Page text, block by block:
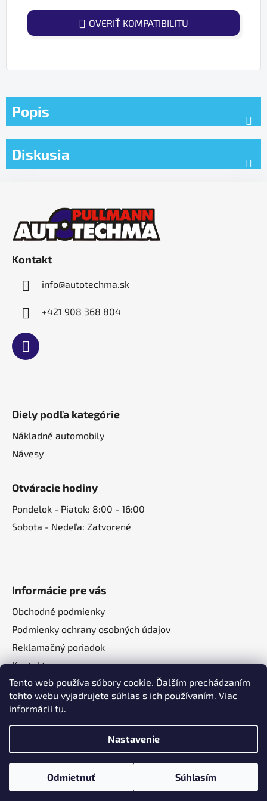
Tento web používa súbory cookie. Ďalším prechádzaním
tohto webu vyjadrujete súhlas s ich používaním. Viac
informáciítu.
Nastavenie
Odmietnuť Súhlasím
OVERIŤ KOMPATIBILITU
Popis
Diskusia
Kontakt
info@autotechma.sk
+421 908 368 804
Diely podľa kategórie
Nákladné automobily
Návesy
Otváracie hodiny
Pondelok - Piatok: 8:00 - 16:00
Sobota - Nedeľa: Zatvorené
Informácie pre vás
Obchodné podmienky
Podmienky ochrany osobných údajov
Reklamačný poriadok
Kontakt
O nás
Vytvoril Shoptet a
Adatelier
Copyright 2026
. Všetky práva
vyhradené.